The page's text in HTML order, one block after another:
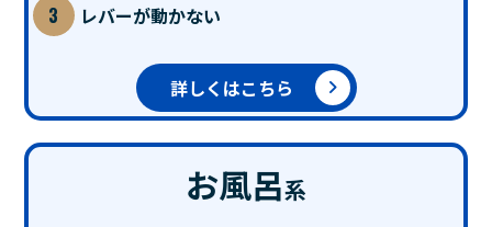
レバーが動かない
詳しくはこちら
お風呂系